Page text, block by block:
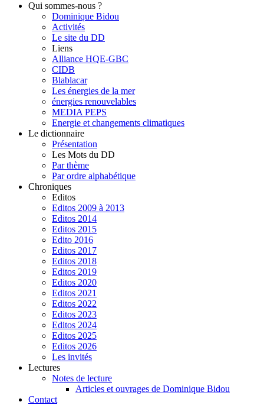
Qui sommes-nous ?
Dominique Bidou
Activités
Le site du DD
Liens
Alliance HQE-GBC
CIDB
Blablacar
Les énergies de la mer
énergies renouvelables
MEDIA PEPS
Energie et changements climatiques
Le dictionnaire
Présentation
Les Mots du DD
Par thème
Par ordre alphabétique
Chroniques
Editos
Editos 2009 à 2013
Editos 2014
Editos 2015
Edito 2016
Editos 2017
Editos 2018
Editos 2019
Editos 2020
Editos 2021
Editos 2022
Editos 2023
Editos 2024
Editos 2025
Editos 2026
Les invités
Lectures
Notes de lecture
Articles et ouvrages de Dominique Bidou
Contact